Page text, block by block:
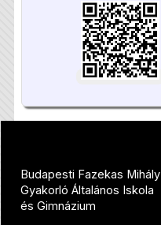
Budapesti Fazekas Mihály
Gyakorló Általános Iskola
és Gimnázium